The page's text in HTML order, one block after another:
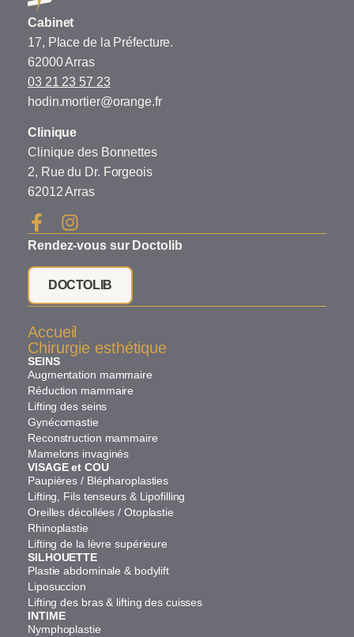
Cabinet
17, Place de la Préfecture.
62000 Arras
03 21 23 57 23
hodin.mortier@orange.fr
Clinique
Clinique des Bonnettes
2, Rue du Dr. Forgeois
62012 Arras
Rendez-vous sur Doctolib
DOCTOLIB
Accueil
Chirurgie esthétique
SEINS
Augmentation mammaire
Réduction mammaire
Lifting des seins
Gynécomastie
Reconstruction mammaire
Mamelons invaginés
VISAGE et COU
Paupières / Blépharoplasties
Lifting, Fils tenseurs & Lipofilling
Oreilles décollées / Otoplastie
Rhinoplastie
Lifting de la lèvre supérieure
SILHOUETTE
Plastie abdominale & bodylift
Liposuccion
Lifting des bras & lifting des cuisses
INTIME
Nymphoplastie